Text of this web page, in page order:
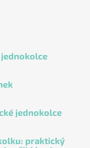
jednokolce
praktický